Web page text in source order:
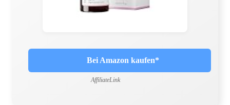
Bei Amazon kaufen*
AffiliateLink